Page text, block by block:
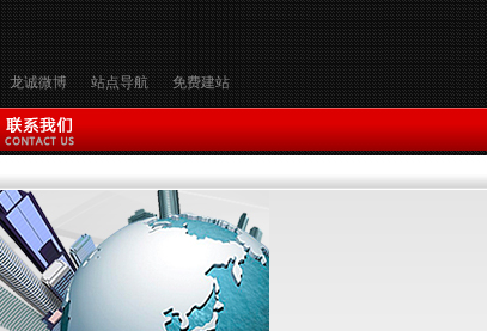
龙诚微博 站点导航 免费建站